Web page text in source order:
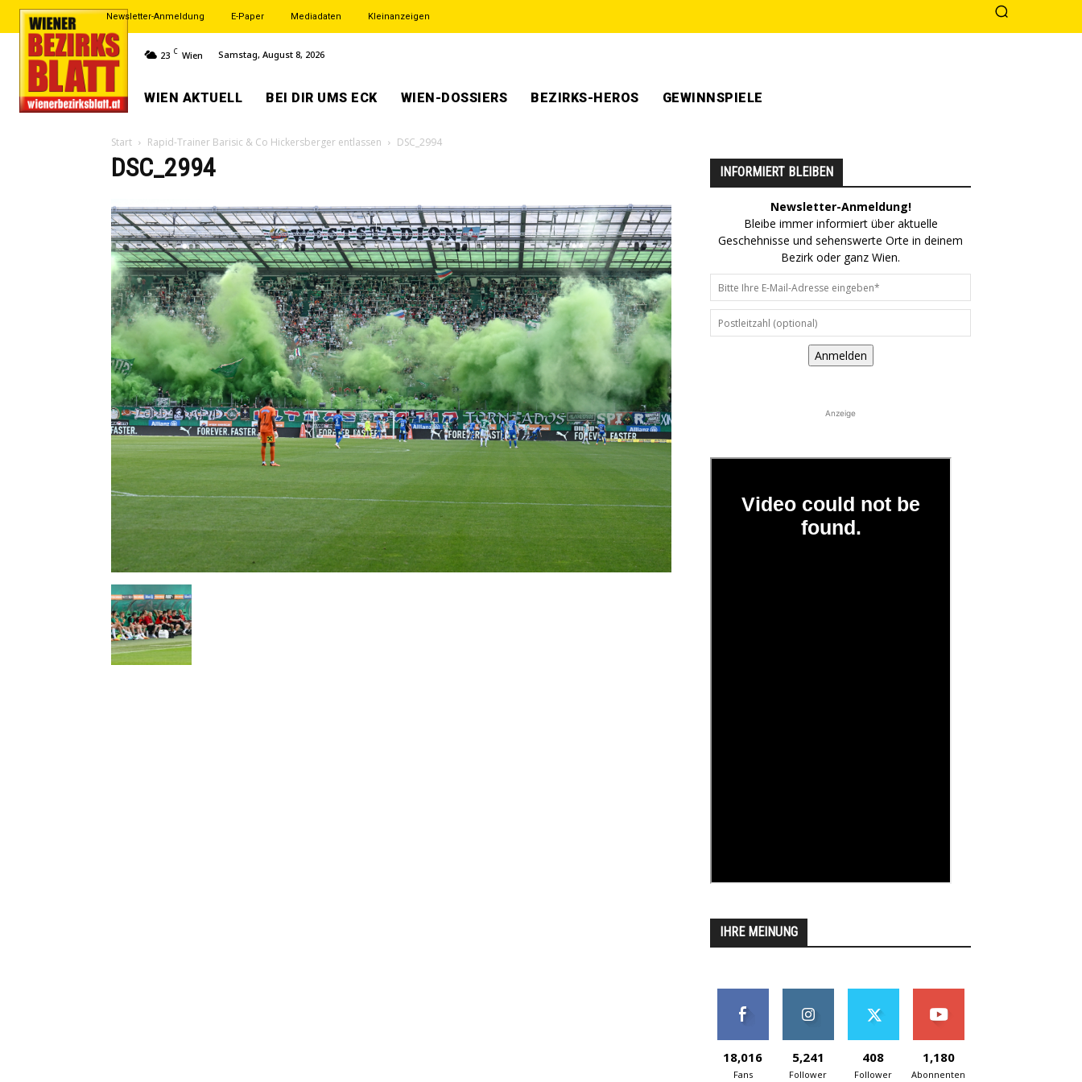
Newsletter-Anmeldung E-Paper Mediadaten Kleinanzeigen
23 C Wien Samstag, August 8, 2026
WIEN AKTUELL BEI DIR UMS ECK WIEN-DOSSIERS BEZIRKS-HEROS GEWINNSPIELE
Start Rapid-Trainer Barisic & Co Hickersberger entlassen DSC_2994
DSC_2994 INFORMIERT BLEIBEN
Newsletter-Anmeldung!
Bleibe immer informiert über aktuelle
Geschehnisse und sehenswerte Orte in deinem
Bezirk oder ganz Wien.
Anmelden
Anzeige
IHRE MEINUNG
18,016
Fans
5,241
Follower
408
Follower
1,180
Abonnenten